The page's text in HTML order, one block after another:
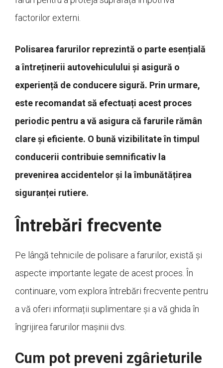
factorilor externi.
Polisarea farurilor reprezintă o parte esențială
a întreținerii autovehiculului și asigură o
experiență de conducere sigură. Prin urmare,
este recomandat să efectuați acest proces
periodic pentru a vă asigura că farurile rămân
clare și eficiente. O bună vizibilitate în timpul
conducerii contribuie semnificativ la
prevenirea accidentelor și la îmbunătățirea
siguranței rutiere.
Întrebări frecvente
Pe lângă tehnicile de polisare a farurilor, există și
aspecte importante legate de acest proces. În
continuare, vom explora întrebări frecvente pentru
a vă oferi informații suplimentare și a vă ghida în
îngrijirea farurilor mașinii dvs.
Cum pot preveni zgârieturile